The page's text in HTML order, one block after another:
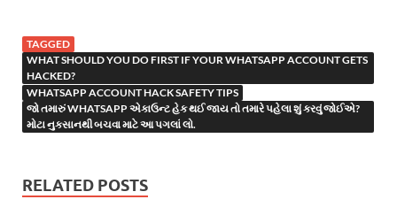
TAGGED
WHAT SHOULD YOU DO FIRST IF YOUR WHATSAPP ACCOUNT GETS
HACKED?
WHATSAPP ACCOUNT HACK SAFETY TIPS
જો તમારું WHATSAPP એકાઉન્ટ હેક થઈ જાય તો તમારે પહેલા શું કરવું જોઈએ?
મોટા નુકસાનથી બચવા માટે આ પગલાં લો.
RELATED POSTS